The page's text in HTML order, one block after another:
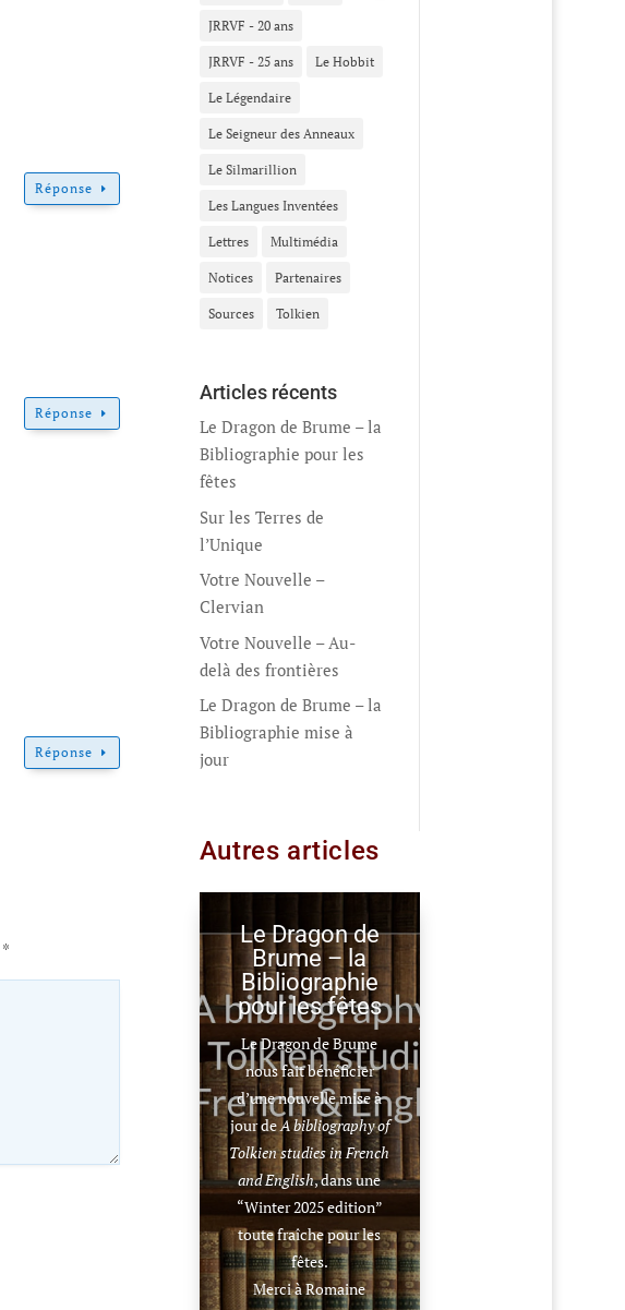
Réponse
Réponse
Réponse
*
JRRVF - 20 ans
JRRVF - 25 ans Le Hobbit
Le Légendaire
Le Seigneur des Anneaux
Le Silmarillion
Les Langues Inventées
Lettres Multimédia
Notices Partenaires
Sources Tolkien
Articles récents
Le Dragon de Brume – la
Bibliographie pour les
fêtes
Sur les Terres de
l’Unique
Votre Nouvelle –
Clervian
Votre Nouvelle – Au-
delà des frontières
Le Dragon de Brume – la
Bibliographie mise à
jour
Autres articles
Le Dragon de
Brume – la
Bibliographie
pour les fêtes
Le Dragon de Brume
nous fait bénéficier
d’une nouvelle mise à
jour deA bibliography of
Tolkien studies in French
and English, dans une
“Winter 2025 edition”
toute fraîche pour les
fêtes.
Merci à Romaine